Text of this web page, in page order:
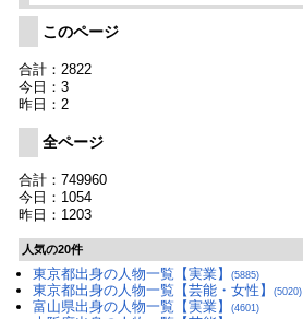
このページ
合計：2822
今日：3
昨日：2
全ページ
合計：749960
今日：1054
昨日：1203
人気の20件
東京都出身の人物一覧【実業】 (5885)
東京都出身の人物一覧【芸能・女性】 (5020)
富山県出身の人物一覧【実業】 (4601)